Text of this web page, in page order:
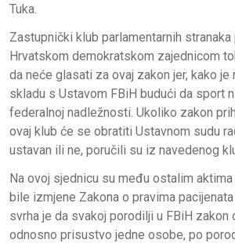
Tuka.
Zastupnički klub parlamentarnih
Hrvatskom demokratskom zajednicom
da neće glasati za ovaj zakon jer, kako je
skladu s Ustavom FBiH budući da sport
federalnoj nadležnosti. Ukoliko zakon
ovaj klub će se obratiti Ustavnom sudu
ustavan ili ne, poručili su iz navedenog
Na ovoj sjednicu su među ostalim aktima
bile izmjene Zakona o pravima
svrha je da svakoj porodilji u FBiH zakon
odnosno prisustvo jedne osobe, po